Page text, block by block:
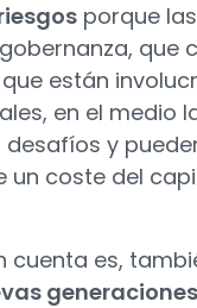
porque las
que
están
en el medio
y
un coste del
cuenta es,
generaciones